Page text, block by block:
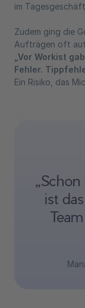
im
Zudem ging die
Aufträgen oft auf
„Vor Workist
Fehler.
Ein Risiko, das
ist